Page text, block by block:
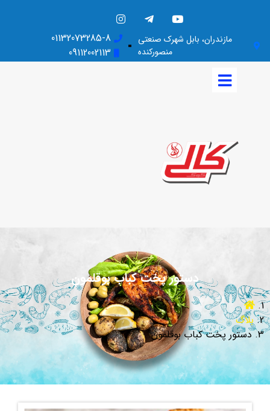
مازندران، بابل شهرک صنعتی
منصورکنده
01132073285-8
09112002113
دستور پخت کباب بوقلمون
بلاگ
دستور پخت کباب بوقلمون